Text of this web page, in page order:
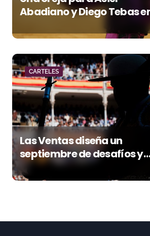
Abadiano y Diego Tebas
una apertura de la
marcada por el buen
de Los Maños
CARTELES
Las Ventas diseña un
septiembre de desafíos y
variedad ganadera